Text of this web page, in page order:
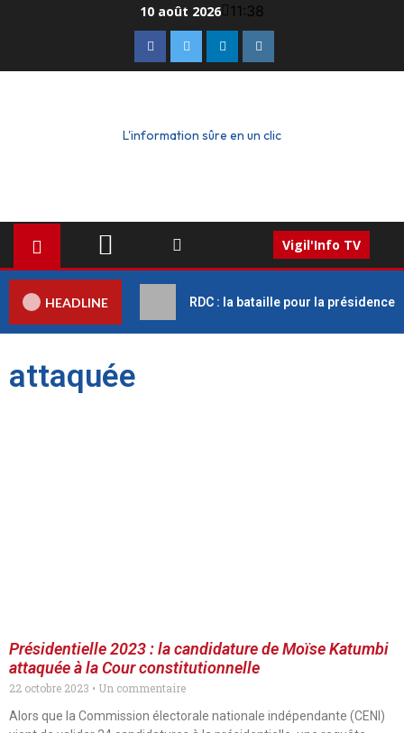
10 août 2026 11:38
L'information sûre en un clic
Vigil'Info TV
HEADLINE RDC : la bataille pour la présidence
attaquée
Présidentielle 2023 : la candidature de Moïse Katumbi
attaquée à la Cour constitutionnelle
22 octobre 2023
Un commentaire
Alors que la Commission électorale nationale indépendante (CENI)